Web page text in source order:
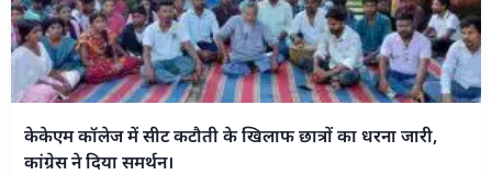
केकेएम कॉलेज में सीट कटौती के खिलाफ छात्रों का धरना जारी,
कांग्रेस ने दिया समर्थन।